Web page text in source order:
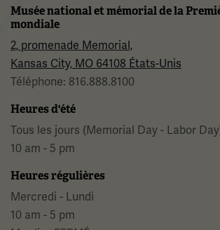
Musée national et mémorial de la
mondiale
2, promenade Memorial,
Kansas City, MO 64108 États-Unis
Téléphone: 816.888.8100
Heures d'été
Tous les jours (Memorial Day - Labor
10 am - 5 pm
Heures régulières
Mercredi - Lundi
10 am - 5 pm